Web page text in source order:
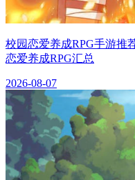
校园恋爱养成RPG手游推
恋爱养成RPG汇总
2026-08-07